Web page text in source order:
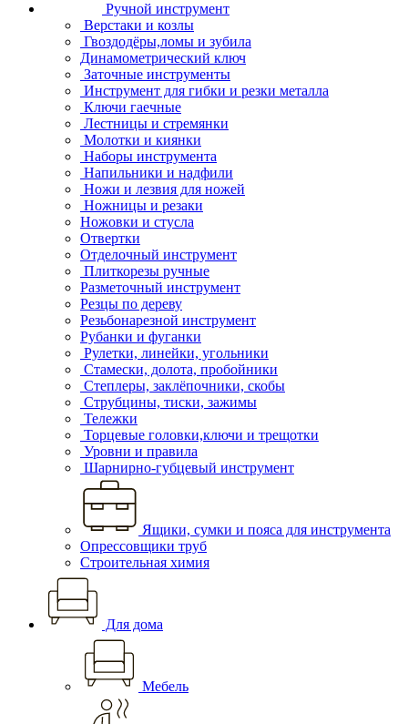
Ручной инструмент
Верстаки и козлы
Гвоздодёры,ломы и зубила
Динамометрический ключ
Заточные инструменты
Инструмент для гибки и резки металла
Ключи гаечные
Лестницы и стремянки
Молотки и киянки
Наборы инструмента
Напильники и надфили
Ножи и лезвия для ножей
Ножницы и резаки
Ножовки и стусла
Отвертки
Отделочный инструмент
Плиткорезы ручные
Разметочный инструмент
Резцы по дереву
Резьбонарезной инструмент
Рубанки и фуганки
Рулетки, линейки, угольники
Стамески, долота, пробойники
Степлеры, заклёпочники, скобы
Струбцины, тиски, зажимы
Тележки
Торцевые головки,ключи и трещотки
Уровни и правила
Шарнирно-губцевый инструмент
Ящики, сумки и пояса для инструмента
Опрессовщики труб
Строительная химия
Для дома
Мебель